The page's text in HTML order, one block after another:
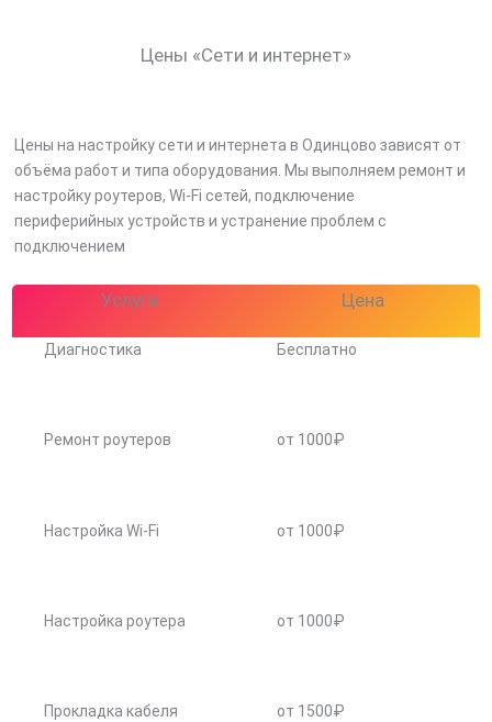
Цены «Сети и интернет»
Цены на настройку сети и интернета в Одинцово зависят от
объёма работ и типа оборудования. Мы выполняем ремонт и
настройку роутеров, Wi-Fi сетей, подключение
периферийных устройств и устранение проблем с
подключением
Услуга Цена
Диагностика Бесплатно
Ремонт роутеров от 1000₽
Настройка Wi-Fi от 1000₽
Настройка роутера от 1000₽
Прокладка кабеля от 1500₽